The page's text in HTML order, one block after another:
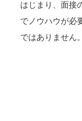
はじまり、面接
でノウハウが必
ではありません。